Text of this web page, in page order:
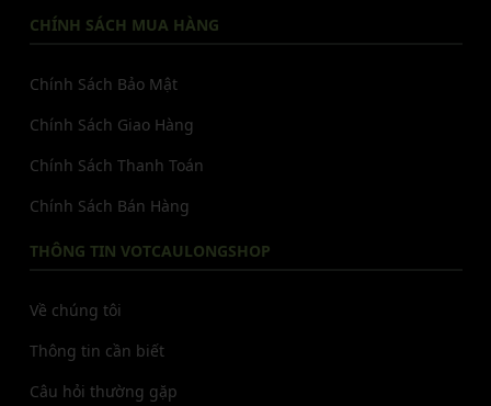
CHÍNH SÁCH MUA HÀNG
Chính Sách Bảo Mật
Chính Sách Giao Hàng
Chính Sách Thanh Toán
Chính Sách Bán Hàng
THÔNG TIN VOTCAULONGSHOP
Về chúng tôi
Thông tin cần biết
Câu hỏi thường gặp